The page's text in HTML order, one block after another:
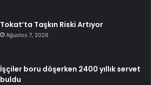
Tokat’ta Taşkın Riski Artıyor
Ağustos 7, 2026
İşçiler boru döşerken 2400 yıllık servet
buldu